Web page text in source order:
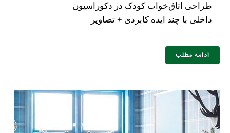
طراحی اتاق‌خواب کودک در دکوراسیون
داخلی با چند ایده کابردی + تصاویر
ادامه مطلب